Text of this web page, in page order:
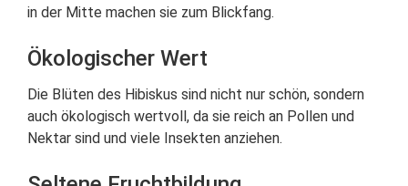
in der Mitte machen sie zum Blickfang.
Ökologischer Wert
Die Blüten des Hibiskus sind nicht nur schön, sondern
auch ökologisch wertvoll, da sie reich an Pollen und
Nektar sind und viele Insekten anziehen.